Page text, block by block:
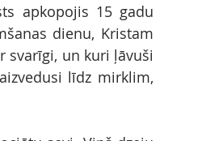
apkopojis 15 gadu
dienu, Kristam
svarīgi, un kuri ļāvuši
līdz mirklim,